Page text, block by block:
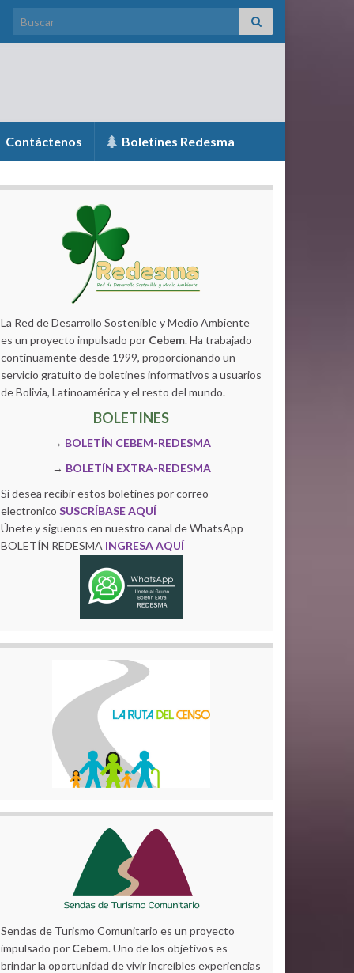
Search for:
Contáctenos Boletínes Redesma
La Red de Desarrollo Sostenible y Medio Ambiente
es un proyecto impulsado por Cebem. Ha trabajado
continuamente desde 1999, proporcionando un
servicio gratuito de boletines informativos a usuarios
de Bolivia, Latinoamérica y el resto del mundo.
BOLETINES
→ BOLETÍN CEBEM-REDESMA
→ BOLETÍN EXTRA-REDESMA
Si desea recibir estos boletines por correo
electronico SUSCRÍBASE AQUÍ
Únete y siguenos en nuestro canal de WhatsApp
BOLETÍN REDESMA INGRESA AQUÍ
Sendas de Turismo Comunitario es un proyecto
impulsado por Cebem. Uno de los objetivos es
brindar la oportunidad de vivir increíbles experiencias